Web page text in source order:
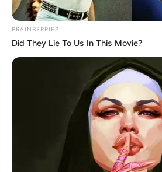
BRAINBERRIES
Did They Lie To Us In This Movie?